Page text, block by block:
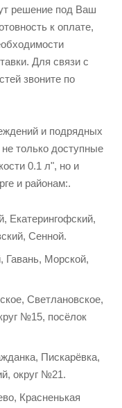
решение под Ваш
к оплате,
Для связи с
звоните по
и подрядных
только доступные
0.1 л", но и
и районам:.
Екатерингофский,
Сенной.
Гавань, Морской,
Светлановское,
№15, посёлок
Пискарёвка,
округ №21.
Красненькая